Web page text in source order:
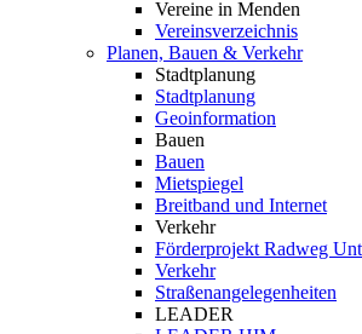
Vereine in Menden
Vereinsverzeichnis
Planen, Bauen & Verkehr
Stadtplanung
Stadtplanung
Geoinformation
Bauen
Bauen
Mietspiegel
Breitband und Internet
Verkehr
Förderprojekt Radweg
Verkehr
Straßenangelegenheiten
LEADER